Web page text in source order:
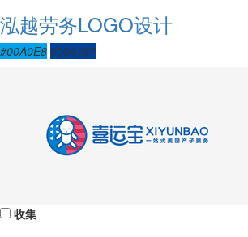
泓越劳务LOGO设计
#00A0E8 #004197
收集